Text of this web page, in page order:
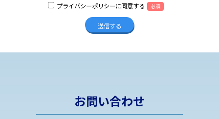
プライバシーポリシーに同意する
必須
お問い合わせ